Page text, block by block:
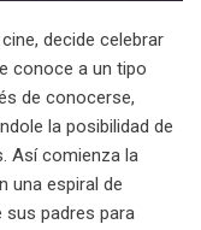
decide celebrar
conoce a un tipo
de conocerse,
la posibilidad de
Así comienza la
una espiral de
sus padres para